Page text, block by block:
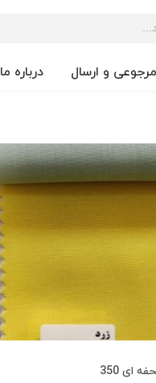
و ارسال درباره ما
ای 350